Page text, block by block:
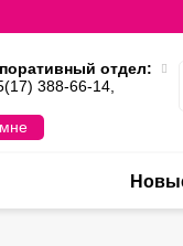
отдел:
388-66-14,